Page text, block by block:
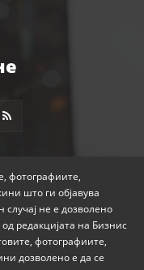
фотографиите,
што ги објавува
случај не е дозволено
редакцијата на Бизнис
фотографиите,
дозволено е да се